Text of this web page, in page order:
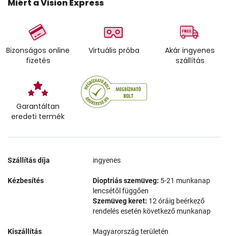
Miért a Vision Express
Bizonságos online
fizetés
Virtuális próba
Akár ingyenes
szállítás
Garantáltan
eredeti termék
Szállítás díja ingyenes
Kézbesítés Dioptriás szemüveg: 5-21 munkanap
lencsétől függően
Szemüveg keret: 12 óráig beérkező
rendelés esetén következő munkanap
Kiszállítás Magyarország területén